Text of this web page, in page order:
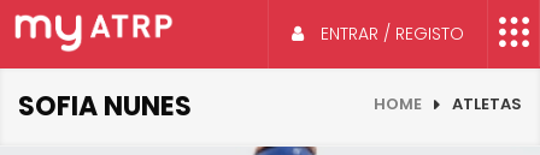
ENTRAR / REGISTO
SOFIA NUNES HOME ATLETAS